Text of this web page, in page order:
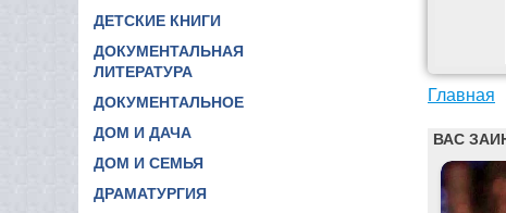
ДЕТСКИЕ КНИГИ
ДОКУМЕНТАЛЬНАЯ
ЛИТЕРАТУРА
ДОКУМЕНТАЛЬНОЕ
ДОМ И ДАЧА
ДОМ И СЕМЬЯ
ДРАМАТУРГИЯ
Главная